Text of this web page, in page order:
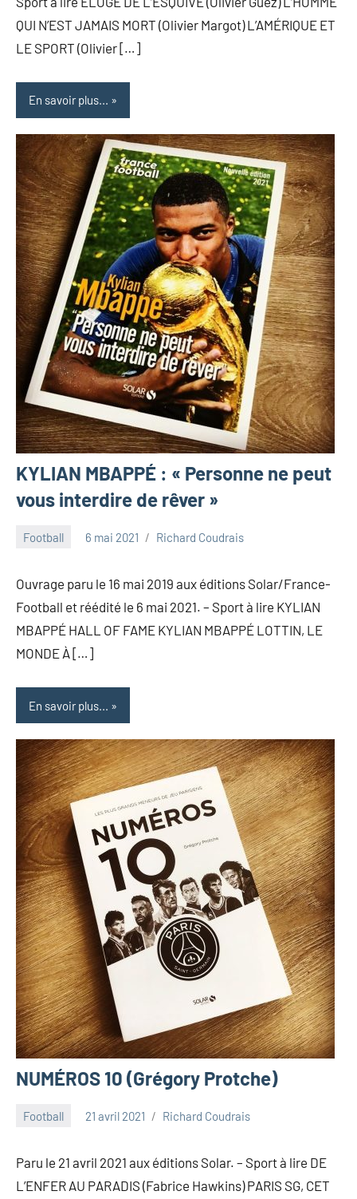
QUI N’EST JAMAIS MORT (Olivier Margot) L’AMÉRIQUE ET
LE SPORT (Olivier […]
En savoir plus...
KYLIAN MBAPPÉ : « Personne ne peut
vous interdire de rêver »
Football 6 mai 2021 Richard Coudrais
Ouvrage paru le 16 mai 2019 aux éditions Solar/France-
Football et réédité le 6 mai 2021. – Sport à lire KYLIAN
MBAPPÉ HALL OF FAME KYLIAN MBAPPÉ LOTTIN, LE
MONDE À […]
En savoir plus...
NUMÉROS 10 (Grégory Protche)
Football 21 avril 2021 Richard Coudrais
Paru le 21 avril 2021 aux éditions Solar. – Sport à lire DE
L’ENFER AU PARADIS (Fabrice Hawkins) PARIS SG, CET